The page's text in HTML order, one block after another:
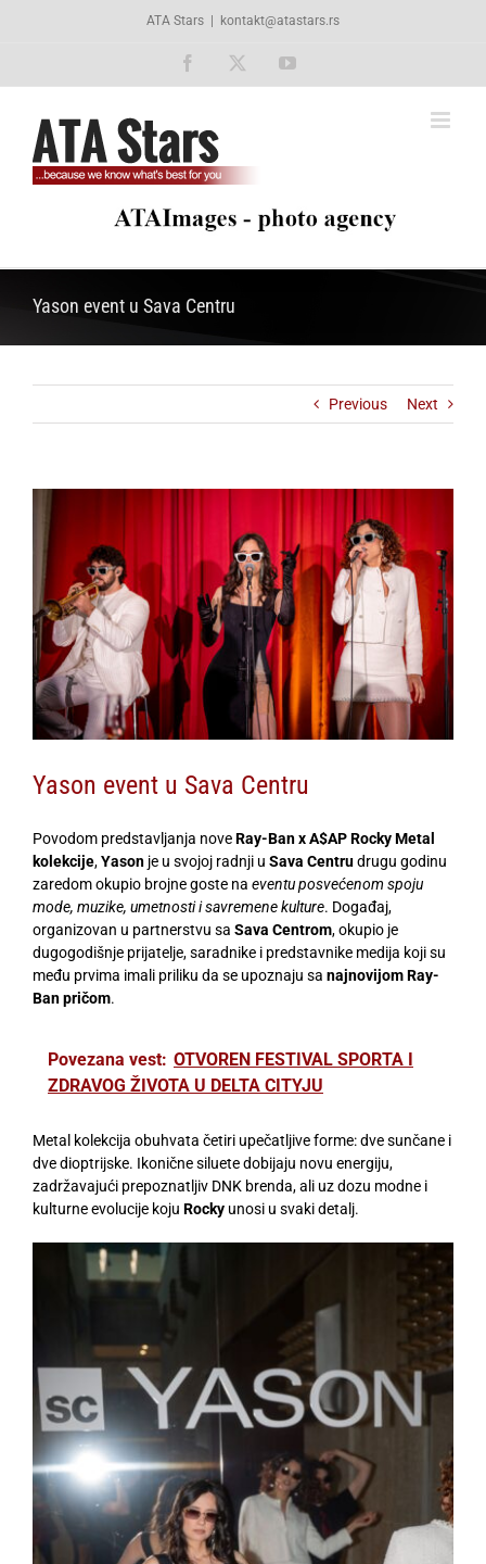
ATA Stars kontakt@atastars.rs
Facebook YouTube
Yason event u Sava Centru
Previous Next
Yason event u Sava Centru
Povodom predstavljanja noveRay-Ban x A$AP Rocky Metal
kolekcije,Yason je u svojoj radnji u Sava Centrudrugu godinu
zaredom okupio brojne goste na eventu posvećenom spoju
mode, muzike, umetnosti i savremene kulture. Događaj,
organizovan u partnerstvu sa Sava Centrom, okupio je
dugogodišnje prijatelje, saradnike i predstavnike medija koji su
među prvima imali priliku da se upoznaju sa najnovijom Ray-
Ban pričom.
Povezana vest: OTVOREN FESTIVAL SPORTA I
ZDRAVOG ŽIVOTA U DELTA CITYJU
Metal kolekcija obuhvata četiri upečatljive forme: dve sunčane i
dve dioptrijske. Ikonične siluete dobijaju novu energiju,
zadržavajući prepoznatljiv DNK brenda, ali uz dozu modne i
kulturne evolucije koju Rocky unosi u svaki detalj.